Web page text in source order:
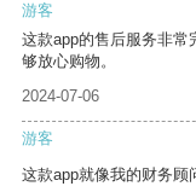
游客
这款app的售后服务非常
够放心购物。
2024-07-06
游客
这款app就像我的财务顾